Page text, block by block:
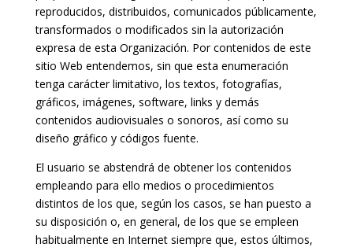
reproducidos, distribuidos, comunicados públicamente,
transformados o modificados sin la autorización
expresa de esta Organización. Por contenidos de este
sitio Web entendemos, sin que esta enumeración
tenga carácter limitativo, los textos, fotografías,
gráficos, imágenes, software, links y demás
contenidos audiovisuales o sonoros, así como su
diseño gráfico y códigos fuente.
El usuario se abstendrá de obtener los contenidos
empleando para ello medios o procedimientos
distintos de los que, según los casos, se han puesto a
su disposición o, en general, de los que se empleen
habitualmente en Internet siempre que, estos últimos,